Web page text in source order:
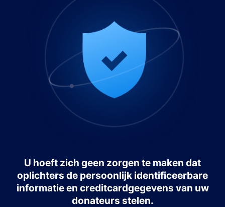
U hoeft zich geen zorgen te maken dat
oplichters de persoonlijk identificeerbare
informatie en creditcardgegevens van uw
donateurs stelen.